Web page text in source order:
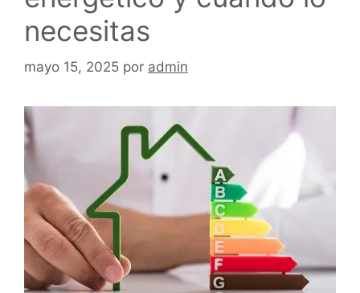
necesitas
mayo 15, 2025 por admin